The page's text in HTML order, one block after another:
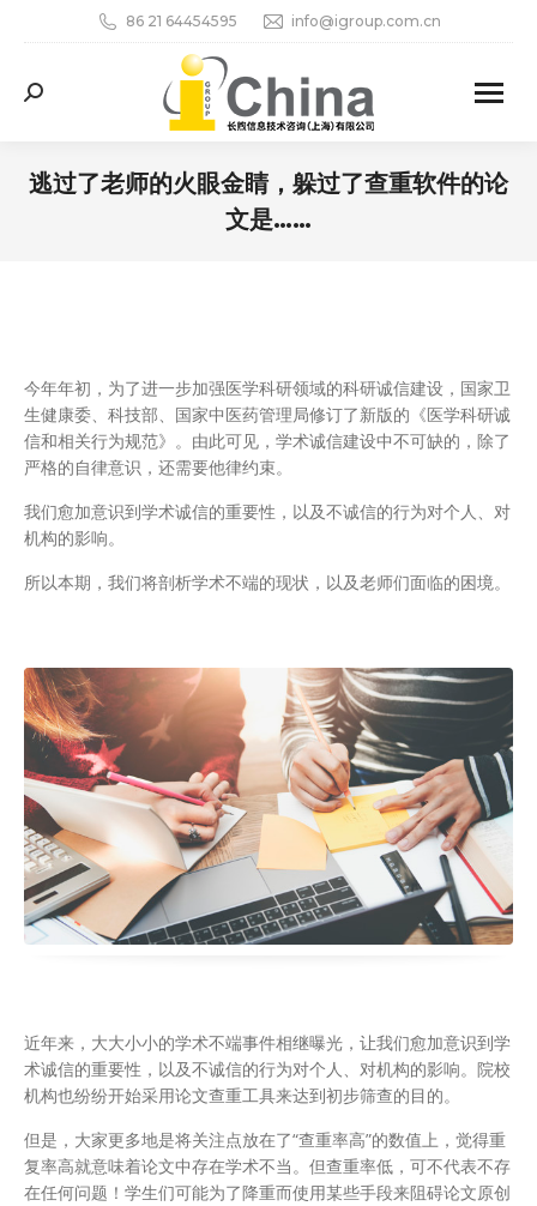
86 21 64454595 info@igroup.com.cn
Search:
逃过了老师的火眼金睛，躲过了查重软件的论
文是……
今年年初，为了进一步加强医学科研领域的科研诚信建设，国家卫
生健康委、科技部、国家中医药管理局修订了新版的《医学科研诚
信和相关行为规范》。由此可见，学术诚信建设中不可缺的，除了
严格的自律意识，还需要他律约束。
我们愈加意识到学术诚信的重要性，以及不诚信的行为对个人、对
机构的影响。
所以本期，我们将剖析学术不端的现状，以及老师们面临的困境。
近年来，大大小小的学术不端事件相继曝光，让我们愈加意识到学
术诚信的重要性，以及不诚信的行为对个人、对机构的影响。院校
机构也纷纷开始采用论文查重工具来达到初步筛查的目的。
但是，大家更多地是将关注点放在了“查重率高”的数值上，觉得重
复率高就意味着论文中存在学术不当。但查重率低，可不代表不存
在任何问题！学生们可能为了降重而使用某些手段来阻碍论文原创